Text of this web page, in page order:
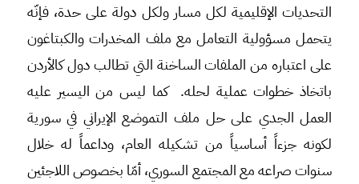
التحديات الإقليمية لكل مسار ولكل دولة على حدة، فإنّه
يتحمل مسؤولية التعامل مع ملف المخدرات والكبتاغون
على اعتباره من الملفات الساخنة التي تطالب دول كالأردن
باتخاذ خطوات عملية لحله. كما ليس من اليسير عليه
العمل الجدي على حل ملف التموضع الإيراني في سورية
لكونه جزءاً أساسياً من تشكيله العام، وداعماً له خلال
سنوات صراعه مع المجتمع السوري، أمّا بخصوص اللاجئين